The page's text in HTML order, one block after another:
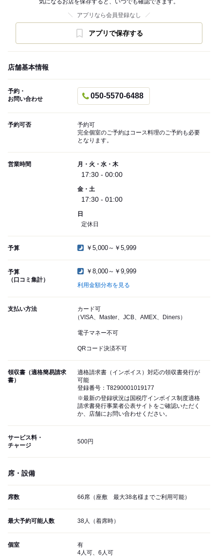
気になるお店を保存すると、いつでも確認できます。
アプリなら会員登録なし
アプリで保存する
店舗基本情報
予約・
お問い合わせ
050-5570-6488
予約可否
予約可
完全個室のご予約はコース料理のご予約も必要
となります。
営業時間 月・火・水・木
17:30 - 00:00
金・土
17:30 - 01:00
日
定休日
予算 ￥5,000～￥5,999
予算
（口コミ集計）
￥8,000～￥9,999
利用金額分布を見る
支払い方法
カード可
（VISA、Master、JCB、AMEX、Diners）
電子マネー不可
QRコード決済不可
領収書（適格簡易請求
書）
適格請求書（インボイス）対応の領収書発行が
可能
登録番号：T8290001019177
※最新の登録状況は国税庁インボイス制度適格
請求書発行事業者公表サイトをご確認いただく
か、店舗にお問い合わせください。
サービス料・
チャージ
500円
席・設備
席数 66席（座敷 最大38名様までご利用可能）
最大予約可能人数 38人（着席時）
個室
有
4人可、6人可